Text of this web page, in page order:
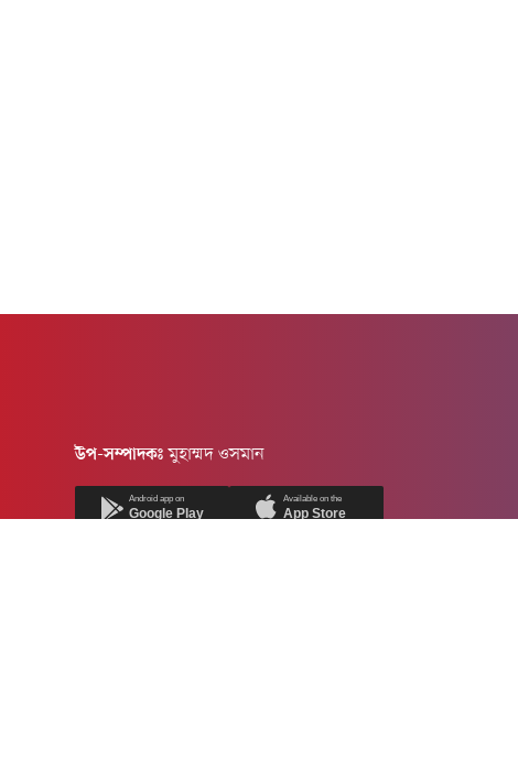
উপ-সম্পাদকঃমুহাম্মদ ওসমান
Android app on
Google Play
Available on the
App Store